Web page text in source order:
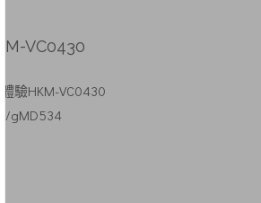
VC0430
體驗HKM-VC0430
gMD534